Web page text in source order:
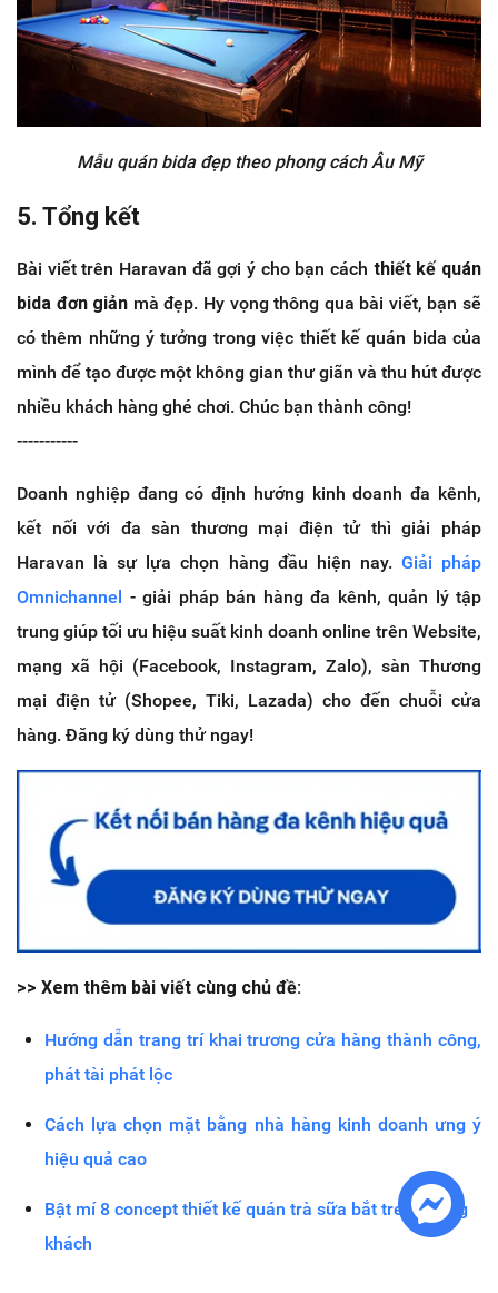
Mẫu quán bida đẹp theo phong cách Âu Mỹ
5. Tổng kết
Bài viết trên Haravan đã gợi ý cho bạn cách thiết kế quán
bida đơn giản mà đẹp. Hy vọng thông qua bài viết, bạn sẽ
có thêm những ý tưởng trong việc thiết kế quán bida của
mình để tạo được một không gian thư giãn và thu hút được
nhiều khách hàng ghé chơi. Chúc bạn thành công!
-----------
Doanh nghiệp đang có định hướng kinh doanh đa kênh,
kết nối với đa sàn thương mại điện tử thì giải pháp
Haravan là sự lựa chọn hàng đầu hiện nay. Giải pháp
Omnichannel - giải pháp bán hàng đa kênh, quản lý tập
trung giúp tối ưu hiệu suất kinh doanh online trên Website,
mạng xã hội (Facebook, Instagram, Zalo), sàn Thương
mại điện tử (Shopee, Tiki, Lazada) cho đến chuỗi cửa
hàng. Đăng ký dùng thử ngay!
>> Xem thêm bài viết cùng chủ đề:
Hướng dẫn trang trí khai trương cửa hàng thành công,
phát tài phát lộc
Cách lựa chọn mặt bằng nhà hàng kinh doanh ưng ý
hiệu quả cao
Bật mí 8 concept thiết kế quán trà sữa bắt trend đông
khách